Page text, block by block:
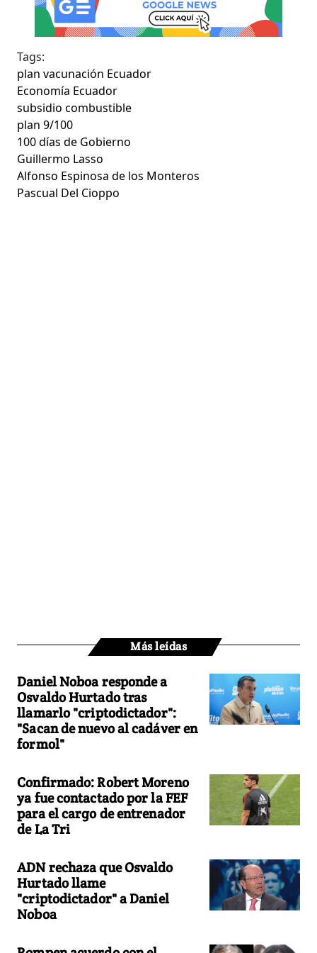
Tags:
plan vacunación Ecuador
Economía Ecuador
subsidio combustible
plan 9/100
100 días de Gobierno
Guillermo Lasso
Alfonso Espinosa de los Monteros
Pascual Del Cioppo
Más leídas
Daniel Noboa responde a
Osvaldo Hurtado tras
llamarlo "criptodictador":
"Sacan de nuevo al cadáver en
formol"
Confirmado: Robert Moreno
ya fue contactado por la FEF
para el cargo de entrenador
de La Tri
ADN rechaza que Osvaldo
Hurtado llame
"criptodictador" a Daniel
Noboa